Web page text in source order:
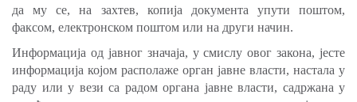
да му се, на захтев, копија документа упути поштом,
факсом, електронском поштом или на други начин.
Информација од јавног значаја, у смислу овог закона, јесте
информација којом располаже орган јавне власти, настала у
раду или у вези са радом органа јавне власти, садржана у